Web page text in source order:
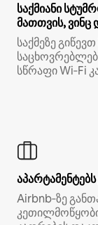
საქმიანი
მათთვის, ვინც
საქმეზე
სწრაფი Wi‑Fi
Airbnb‑ზე